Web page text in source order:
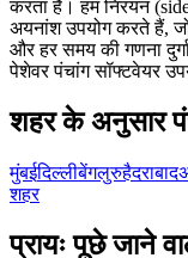
करता है। हम निरयन
अयनांश उपयोग करते हैं,
और हर समय की गणना
पेशेवर पंचांग सॉफ्टवेयर
शहर के अनुसार
मुंबईदिल्लीबेंगलुरुहैदराबाद
शहर
प्रायः पूछे जाने